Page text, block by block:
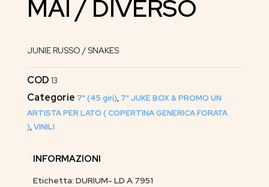
MAI / DIVERSO
JUNIE RUSSO / SNAKES
COD 13
Categorie 7" (45 giri), 7" JUKE BOX & PROMO UN
ARTISTA PER LATO ( COPERTINA GENERICA FORATA
),VINILI
INFORMAZIONI
Etichetta: DURIUM- LD A 7951